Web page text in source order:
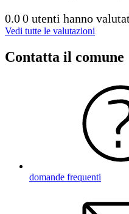
0.00 utenti hanno
Vedi tutte le valutazioni
Contatta il comune
domande frequenti